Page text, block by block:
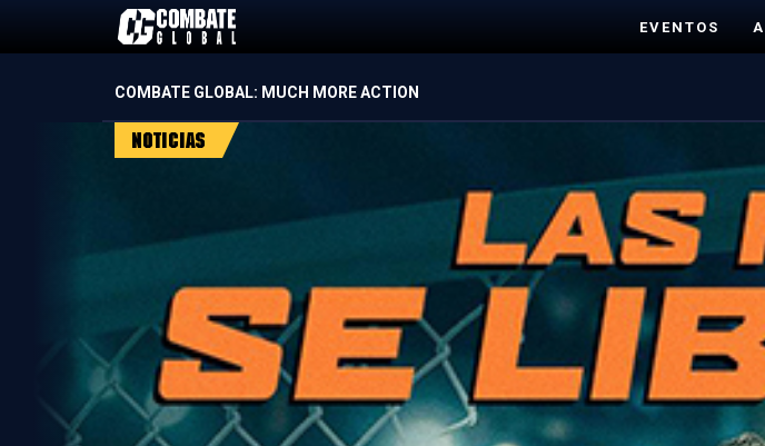
EVENTOS
COMBATE GLOBAL: MUCH MORE ACTION
Noticias